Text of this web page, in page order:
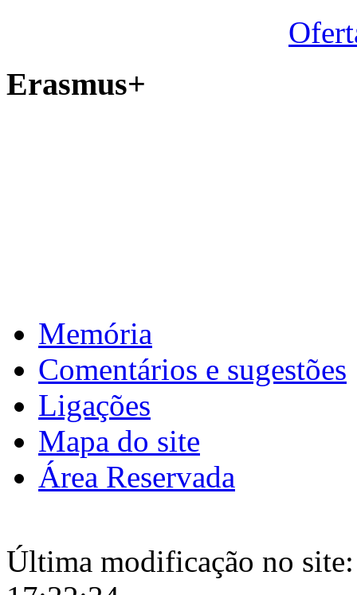
Erasmus+
Memória
Comentários e sugestões
Ligações
Mapa do site
Área Reservada
Última modificação no